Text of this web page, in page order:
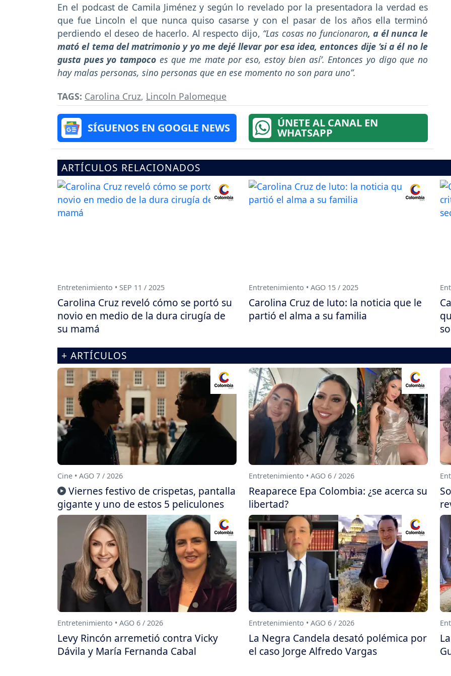
En el podcast de Camila Jiménez y según lo revelado por la presentadora la verdad es
que fue Lincoln el que nunca quiso casarse y con el pasar de los años ella terminó
perdiendo el deseo de hacerlo. Al respecto dijo, “Las cosas no funcionaron, a él nunca le
mató el tema del matrimonio y yo me dejé llevar por esa idea, entonces dije ‘si a él no le
gusta pues yo tampocoes que me mate por eso, estoy bien así’. Entonces yo digo que no
hay malas personas, sino personas que en ese momento no son para uno”.
TAGS: Carolina Cruz, Lincoln Palomeque
SÍGUENOS EN GOOGLE NEWS ÚNETE AL CANAL EN
WHATSAPP
ARTÍCULOS RELACIONADOS
Entretenimiento • SEP 11 / 2025
Carolina Cruz reveló cómo se portó su
novio en medio de la dura cirugía de
su mamá
Entretenimiento • AGO 15 / 2025
Carolina Cruz de luto: la noticia que le
partió el alma a su familia
+ ARTÍCULOS
Cine • AGO 7 / 2026
Viernes festivo de crispetas, pantalla
gigante y uno de estos 5 peliculones
Entretenimiento • AGO 6 / 2026
Reaparece Epa Colombia: ¿se acerca su
libertad?
Entretenimiento • AGO 6 / 2026
Levy Rincón arremetió contra Vicky
Dávila y María Fernanda Cabal
Entretenimiento • AGO 6 / 2026
La Negra Candela desató polémica por
el caso Jorge Alfredo Vargas